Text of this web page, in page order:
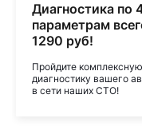
Диагностика по
параметрам
1290 руб!
Пройдите комплексную
диагностику вашего
в сети наших СТО!